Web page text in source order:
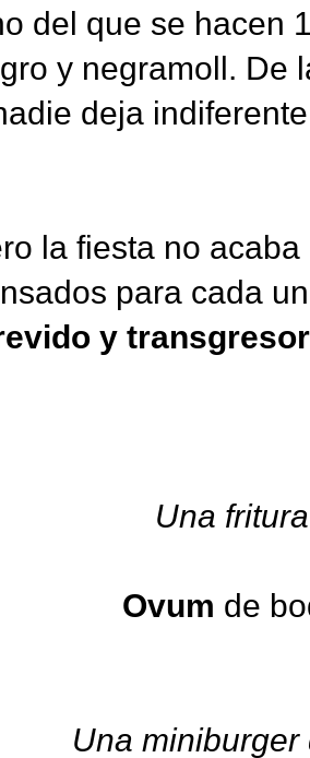
del que se hacen
y negramoll. De
deja
la fiesta no
para cada
y
Una
Ovum de
Una